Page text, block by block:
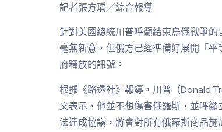
記者張方瑀／綜合報導
針對美國總統川普呼籲結束烏俄戰爭
毫無新意，但俄方已經準備好展開「
府釋放的訊號。
根據《路透社》報導，川普（Donald
文表示，他並不想傷害俄羅斯，並呼
法達成協議，將會對所有俄羅斯商品施